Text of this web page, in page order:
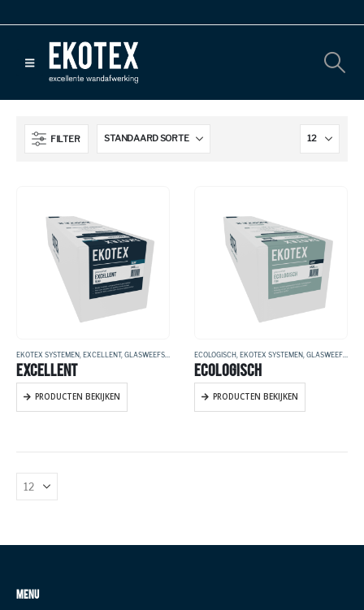
FILTER
EKOTEX SYSTEMEN EXCELLENT, GLASWEEFSEL
EXCELLENT
PRODUCTEN BEKIJKEN
ECOLOGISCH EKOTEX SYSTEMEN GLASWEEFSEL
ECOLOGISCH
PRODUCTEN BEKIJKEN
MENU